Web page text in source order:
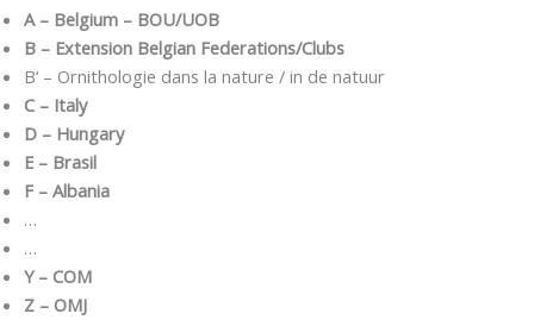
A – Belgium – BOU/UOB
B – Extension Belgian Federations/Clubs
B‘ – Ornithologie dans la nature / in de natuur
C – Italy
D – Hungary
E – Brasil
F – Albania
…
…
Y – COM
Z – OMJ